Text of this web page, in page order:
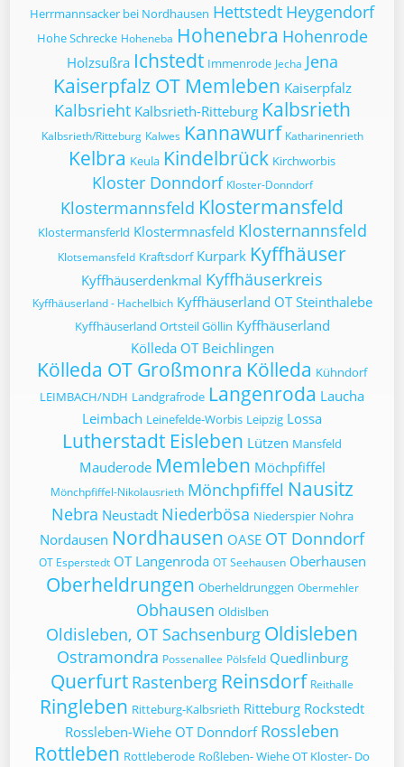
Herrmannsacker bei Nordhausen Hettstedt Heygendorf
Hohe Schrecke Hoheneba Hohenebra Hohenrode
Holzsußra Ichstedt Immenrode Jecha Jena
Kaiserpfalz OT Memleben Kaiserpfalz
Kalbsrieht Kalbsrieth-Ritteburg Kalbsrieth
Kalbsrieth/Ritteburg Kalwes Kannawurf Katharinenrieth
Kelbra Keula Kindelbrück Kirchworbis
Kloster Donndorf Kloster-Donndorf
Klostermannsfeld Klostermansfeld
Klostermansferld Klostermnasfeld Klosternannsfeld
Klotsemansfeld Kraftsdorf Kurpark Kyffhäuser
Kyffhäuserdenkmal Kyffhäuserkreis
Kyffhäuserland - Hachelbich Kyffhäuserland OT Steinthalebe
Kyffhäuserland Ortsteil Göllin Kyffhäuserland
Kölleda OT Beichlingen
Kölleda OT Großmonra Kölleda Kühndorf
LEIMBACH/NDH Landgrafrode Langenroda Laucha
Leimbach Leinefelde-Worbis Leipzig Lossa
Lutherstadt Eisleben Lützen Mansfeld
Mauderode Memleben Möchpfiffel
Mönchpfiffel-Nikolausrieth Mönchpfiffel Nausitz
Nebra Neustadt Niederbösa Niederspier Nohra
Nordausen Nordhausen OASE OT Donndorf
OT Esperstedt OT Langenroda OT Seehausen Oberhausen
Oberheldrungen Oberheldrunggen Obermehler
Obhausen Oldislben
Oldisleben, OT Sachsenburg Oldisleben
Ostramondra Possenallee Pölsfeld Quedlinburg
Querfurt Rastenberg Reinsdorf Reithalle
Ringleben Ritteburg-Kalbsrieth Ritteburg Rockstedt
Rossleben-Wiehe OT Donndorf Rossleben
Rottleben Rottleberode Roßleben- Wiehe OT Kloster- Do